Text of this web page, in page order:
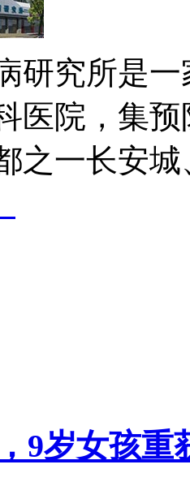
研究所是
医院，集
之一长安
9岁女孩重